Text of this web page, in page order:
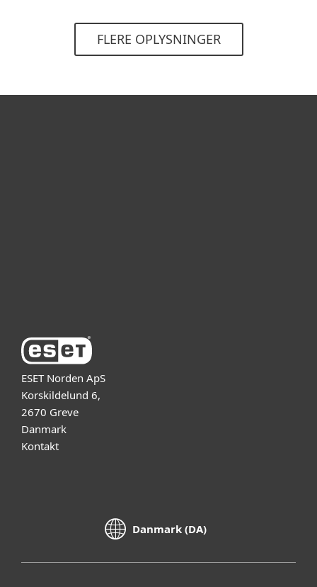
FLERE OPLYSNINGER
ESET Norden ApS
Korskildelund 6,
2670 Greve
Danmark
Kontakt
Danmark (DA)